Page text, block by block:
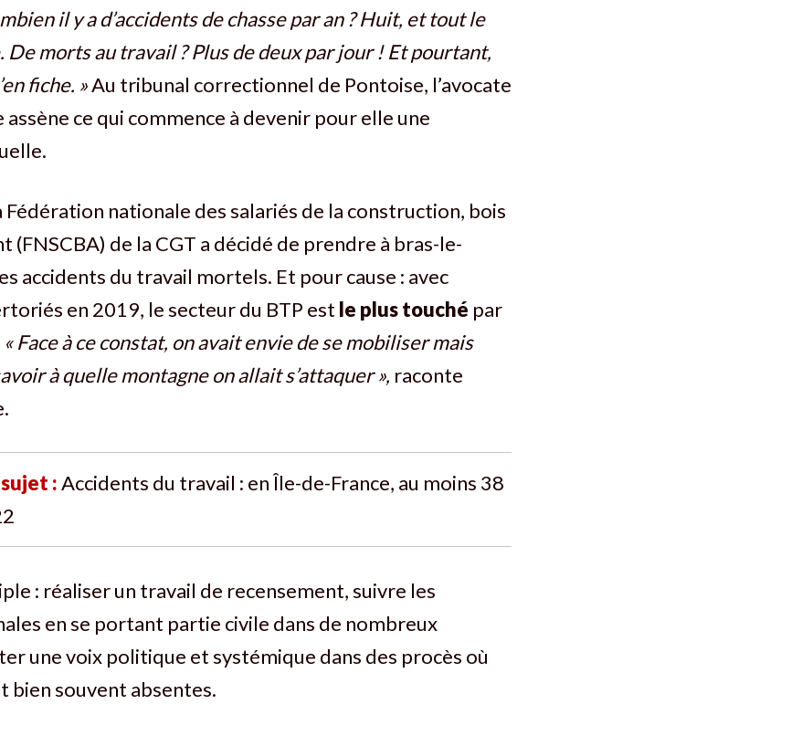
il y a d’accidents de chasse par an ? Huit, et tout le
De morts au travail ? Plus de deux par jour ! Et pourtant,
fiche. »Au tribunal correctionnel de Pontoise, l’avocate
ce qui commence à devenir pour elle une
Fédération nationale des salariés de la construction, bois
(FNSCBA) de la CGT a décidé de prendre à bras-le-
accidents du travail mortels. Et pour cause : avec
en 2019, le secteur du BTP est le plus touché par
« Face à ce constat, on avait envie de se mobiliser mais
à quelle montagne on allait s’attaquer », raconte
:Accidents du travail : en Île-de-France, au moins 38
: réaliser un travail de recensement, suivre les
en se portant partie civile dans de nombreux
une voix politique et systémique dans des procès où
bien souvent absentes.